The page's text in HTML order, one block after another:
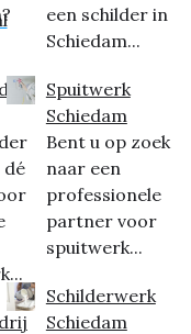
dé
een schilder in
Schiedam...
Spuitwerk
Schiedam
Bent u op zoek
naar een
professionele
partner voor
spuitwerk...
Schilderwerk
Schiedam